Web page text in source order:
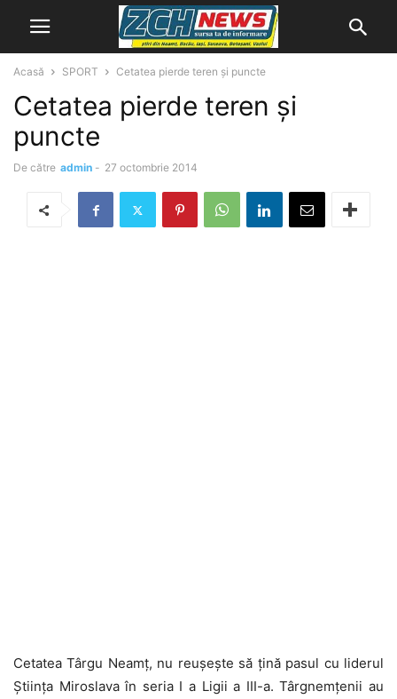
Acasă SPORT Cetatea pierde teren şi puncte
Cetatea pierde teren şi
puncte
De către admin - 27 octombrie 2014
Cetatea Târgu Neamț, nu reușește să țină pasul cu liderul
Știința Miroslava în seria I a Ligii a III-a. Târgnemțenii au